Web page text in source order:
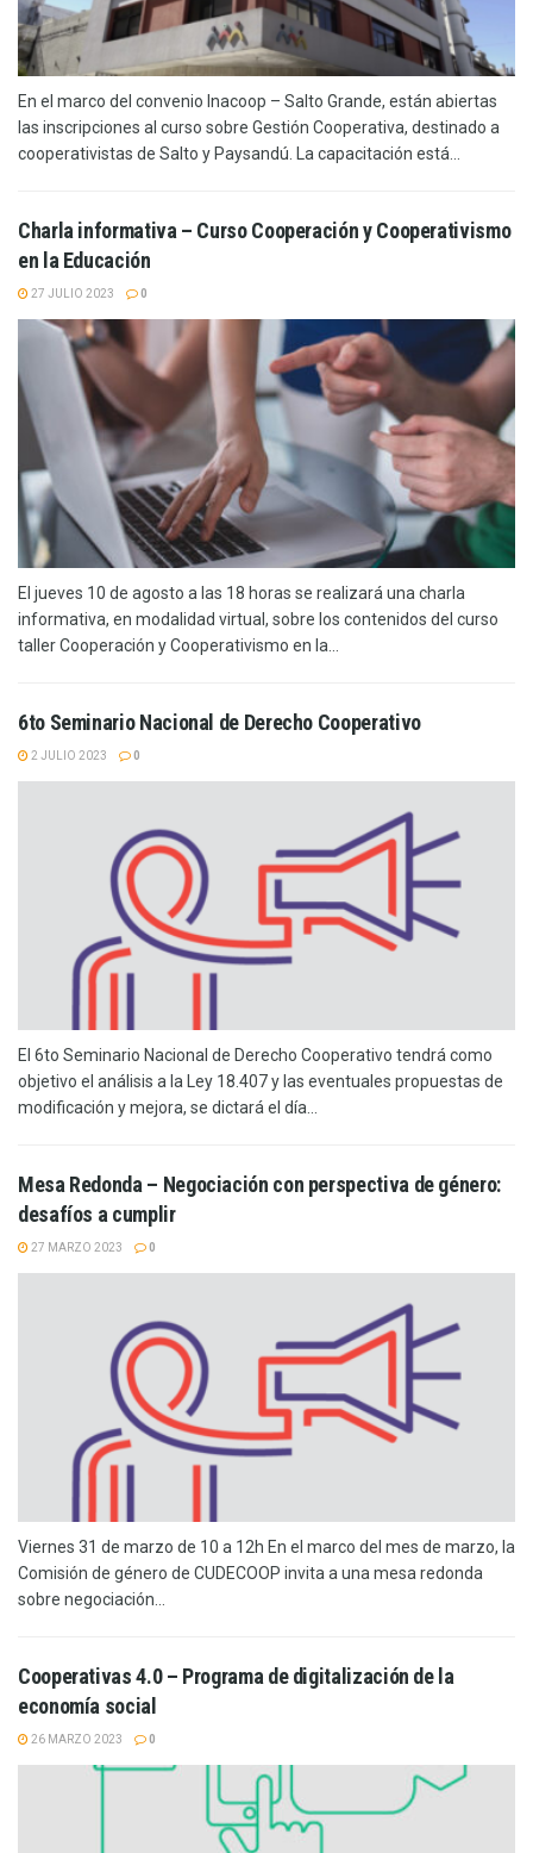
En el marco del convenio Inacoop – Salto Grande, están abiertas
las inscripciones al curso sobre Gestión Cooperativa, destinado a
cooperativistas de Salto y Paysandú. La capacitación está...
Charla informativa – Curso Cooperación y Cooperativismo
en la Educación
27 JULIO 2023 0
El jueves 10 de agosto a las 18 horas se realizará una charla
informativa, en modalidad virtual, sobre los contenidos del curso
taller Cooperación y Cooperativismo en la...
6to Seminario Nacional de Derecho Cooperativo
2 JULIO 2023 0
El 6to Seminario Nacional de Derecho Cooperativo tendrá como
objetivo el análisis a la Ley 18.407 y las eventuales propuestas de
modificación y mejora, se dictará el día...
Mesa Redonda – Negociación con perspectiva de género:
desafíos a cumplir
27 MARZO 2023 0
Viernes 31 de marzo de 10 a 12h En el marco del mes de marzo, la
Comisión de género de CUDECOOP invita a una mesa redonda
sobre negociación...
Cooperativas 4.0 – Programa de digitalización de la
economía social
26 MARZO 2023 0